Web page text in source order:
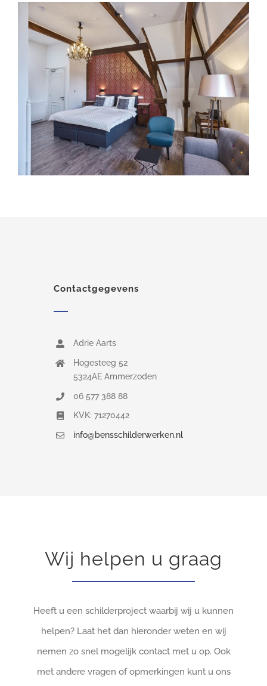
Larger
Contactgegevens
Adrie Aarts
Hogesteeg 52
5324AE Ammerzoden
06 577 388 88
KVK: 71270442
info@bensschilderwerken.nl
Wij helpen u graag
Heeft u een schilderproject waarbij wij u kunnen
helpen? Laat het dan hieronder weten en wij
nemen zo snel mogelijk contact met u op. Ook
met andere vragen of opmerkingen kunt u ons